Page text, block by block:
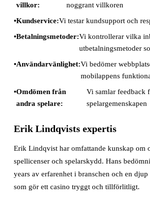
villkor:
noggrant villkoren
Kundservice:Vi testar kundsupport och
Betalningsmetoder:Vi kontrollerar vilka
utbetalningsmetoder
Användarvänlighet:Vi bedömer
mobilappens
Omdömen från
andra spelare:
Vi samlar feedback
spelargemenskapen
Erik Lindqvists expertis
Erik Lindqvist har omfattande kunskap om
spellicenser och spelarskydd. Hans
years av erfarenhet i branschen och en
som gör ett casino tryggt och tillförlitligt.